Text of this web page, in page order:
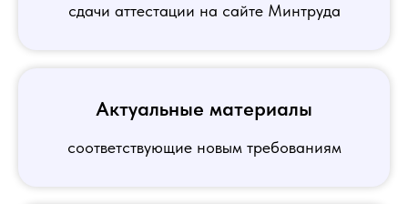
сдачи аттестации на сайте Минтруда
Актуальные материалы
соответствующие новым требованиям